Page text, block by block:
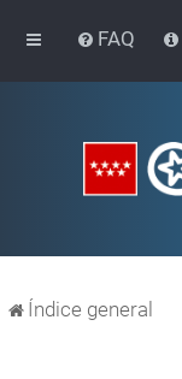
FAQ
Índice general